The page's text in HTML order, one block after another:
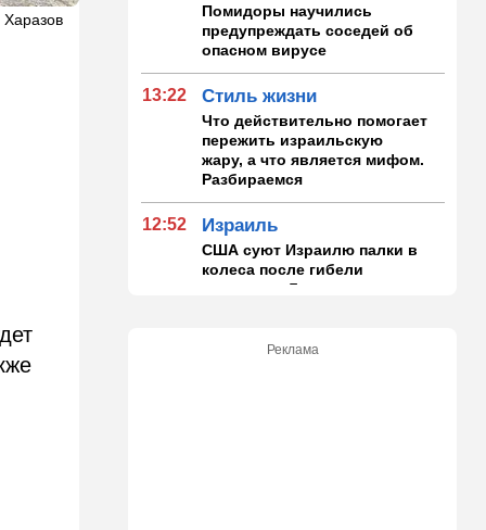
Помидоры научились
предупреждать соседей об
опасном вирусе
13:22 Стиль жизни
Что действительно помогает
пережить израильскую
жару, а что является мифом.
Разбираемся
12:52 Израиль
США суют Израилю палки в
колеса после гибели
военных в Ливане
Иранский режим получил
Реклама